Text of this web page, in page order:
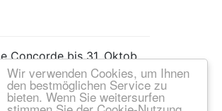
Wir verwenden Cookies, um Ihnen
den bestmöglichen Service zu
bieten. Wenn Sie weitersurfen
Concorde bis 31. Oktob